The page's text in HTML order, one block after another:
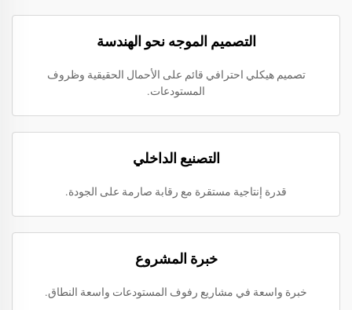
التصميم الموجه نحو الهندسة
تصميم هيكلي احترافي قائم على الأحمال الحقيقية وظروف
المستودعات.
التصنيع الداخلي
قدرة إنتاجية مستقرة مع رقابة صارمة على الجودة.
خبرة المشروع
خبرة واسعة في مشاريع رفوف المستودعات واسعة النطاق.